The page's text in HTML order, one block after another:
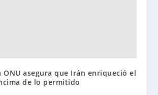
ONU asegura que Irán enriqueció el
de lo permitido